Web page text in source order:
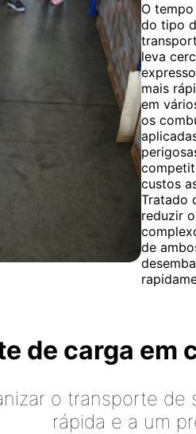
O
do tipo
leva
mais
em
os
custos
Tratado
reduzir
de
de carga em
o transporte
rápida e a um